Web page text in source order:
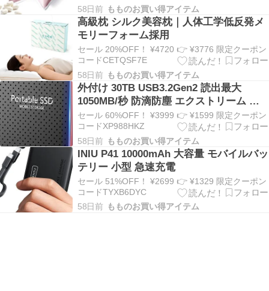
58日前 もものお買い得アイテム
高級枕 シルク美容枕｜人体工学低反発メ
モリーフォーム採用
セール 20%OFF！ ¥4720 👉 ¥3776 限定クーポン
コードCETQSF7E
58日前 もものお買い得アイテム
外付け 30TB USB3.2Gen2 読出最大
1050MB/秒 防滴防塵 エクストリーム ポ
ータブルSSD V2 Win Mac PS4 PS5 エコ
パッケージ
セール 60%OFF！ ¥3999 👉 ¥1599 限定クーポン
コードXP988HKZ
58日前 もものお買い得アイテム
INIU P41 10000mAh 大容量 モバイルバッ
テリー 小型 急速充電
セール 51%OFF！ ¥2699 👉 ¥1329 限定クーポン
コードTYXB6DYC
58日前 もものお買い得アイテム